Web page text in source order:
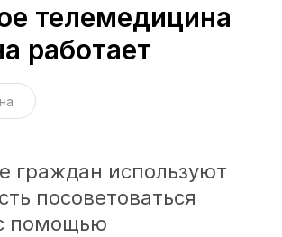
телемедицина
работает
граждан используют
посоветоваться
помощью